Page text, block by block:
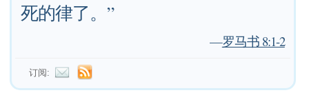
死的律了。”
—罗马书 8:1-2
订阅: